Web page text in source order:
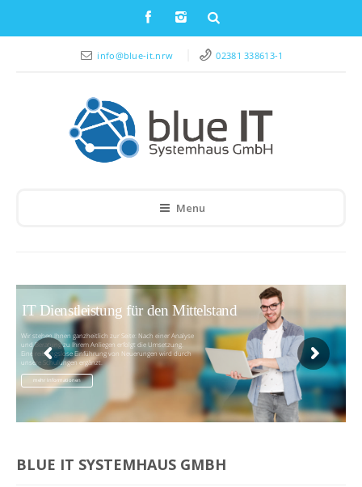
info@blue-it.nrw 02381 338613-1
Menu
IT Dienstleistung für den Mittelstand
Wir stehen Ihnen ganzheitlich zur Seite: Nach einer Analyse
und Beratung zu Ihrem Anliegen erfolgt die Umsetzung.
Eine reibungslose Einführung von Neuerungen wird durch
unsere Schulungen ergänzt.
mehr Informationen
BLUE IT SYSTEMHAUS GMBH